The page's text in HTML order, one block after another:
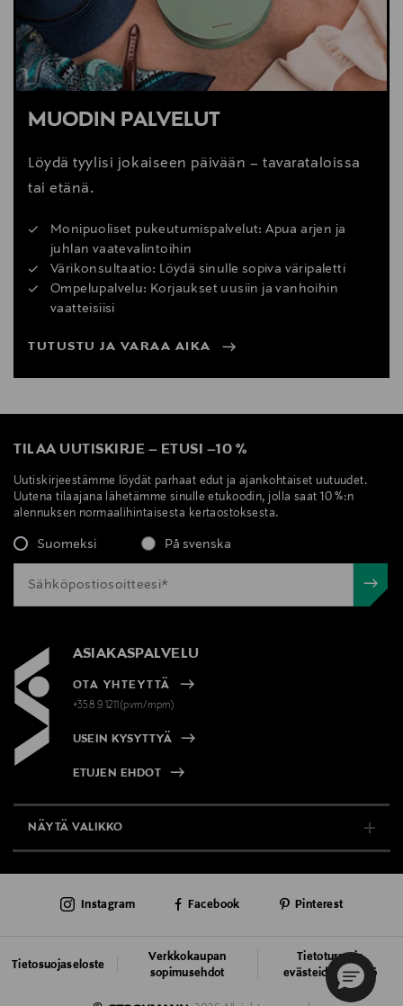
MUODIN PALVELUT
Löydä tyylisi jokaiseen päivään – tavarataloissa
tai etänä.
Monipuoliset pukeutumispalvelut: Apua arjen ja
juhlan vaatevalintoihin
Värikonsultaatio: Löydä sinulle sopiva väripaletti
Ompelupalvelu: Korjaukset uusiin ja vanhoihin
vaatteisiisi
TUTUSTU JA VARAA AIKA
TILAA UUTISKIRJE – ETUSI –10 %
Uutiskirjeestämme löydät parhaat edut ja ajankohtaiset uutuudet.
Uutena tilaajana lähetämme sinulle etukoodin, jolla saat 10 %:n
alennuksen normaalihintaisesta kertaostoksesta.
Suomeksi På svenska
ASIAKASPALVELU
OTA YHTEYTTÄ
+358 9 1211(pvm/mpm)
USEIN KYSYTTYÄ
ETUJEN EHDOT
NÄYTÄ VALIKKO
AJANKOHTAISTA
Tietosuojaseloste
Verkkokaupan
sopimusehdot
Tietoturva ja
evästeiden käyttö
Instagram Facebook Pinterest